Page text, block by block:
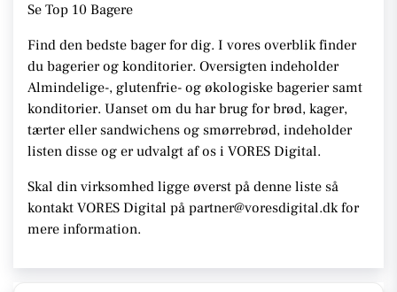
Se Top 10 Bagere
Find den bedste bager for dig. I vores overblik finder
du bagerier og konditorier. Oversigten indeholder
Almindelige-, glutenfrie- og økologiske bagerier samt
konditorier. Uanset om du har brug for brød, kager,
tærter eller sandwichens og smørrebrød, indeholder
listen disse og er udvalgt af os i VORES Digital.
Skal din virksomhed ligge øverst på denne liste så
kontakt VORES Digital på partner@voresdigital.dk for
mere information.